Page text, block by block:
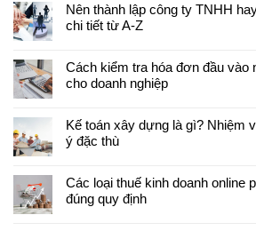
Nên thành lập công ty TNHH
chi tiết từ A-Z
Cách kiểm tra hóa đơn đầu vào
cho doanh nghiệp
Kế toán xây dựng là gì? Nhiệm
ý đặc thù
Các loại thuế kinh doanh online
đúng quy định